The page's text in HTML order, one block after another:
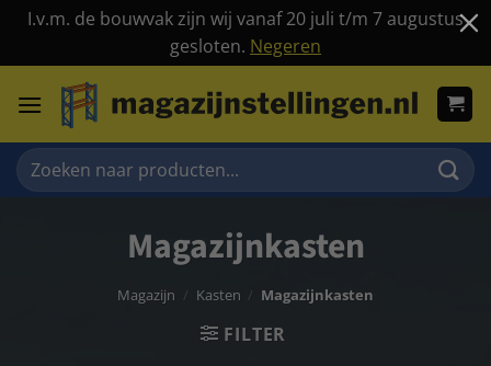
I.v.m. de bouwvak zijn wij vanaf 20 juli t/m 7 augustus
gesloten. Negeren
naar
Zoeken
naar:
Magazijnkasten
Magazijn / Kasten / Magazijnkasten
FILTER